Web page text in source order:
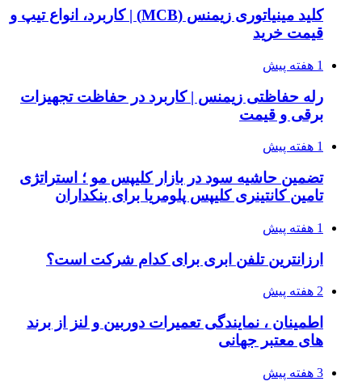
کلید مینیاتوری زیمنس (MCB) | کاربرد، انواع تیپ و
قیمت خرید
1 هفته پیش
رله حفاظتی زیمنس | کاربرد در حفاظت تجهیزات
برقی و قیمت
1 هفته پیش
تضمین حاشیه سود در بازار کلیپس مو ؛ استراتژی
تامین کانتینری کلیپس پلومریا برای بنکداران
1 هفته پیش
ارزانترین تلفن ابری برای کدام شرکت است؟
2 هفته پیش
اطمینان ، نمایندگی تعمیرات دوربین و لنز از برند
های معتبر جهانی
3 هفته پیش